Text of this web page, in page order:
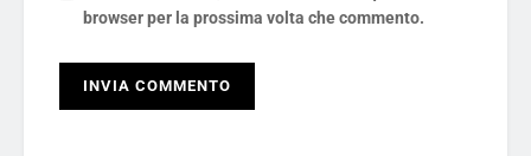
browser per la prossima volta che commento.